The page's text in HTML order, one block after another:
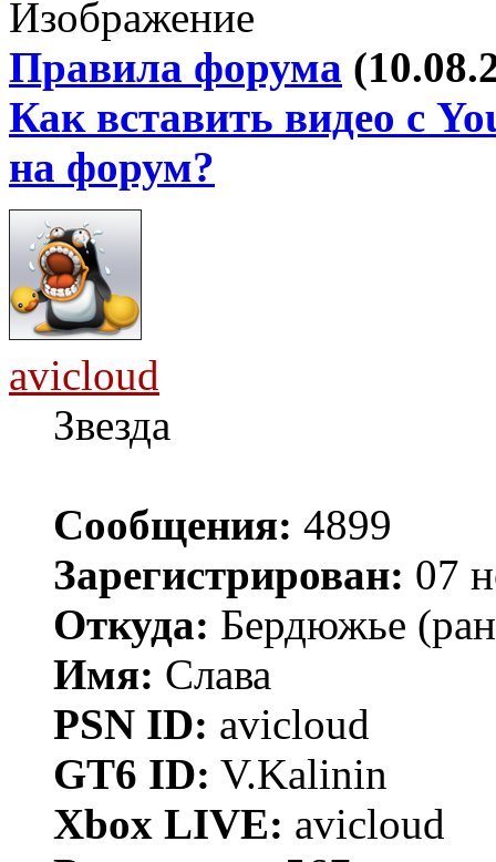
Правила форума
Как вставить видео с
на форум?
avicloud
Звезда
Сообщения: 4899
Зарегистрирован: 07
Откуда: Бердюжье
Имя: Слава
PSN ID: avicloud
GT6 ID: V.Kalinin
Xbox LIVE: avicloud